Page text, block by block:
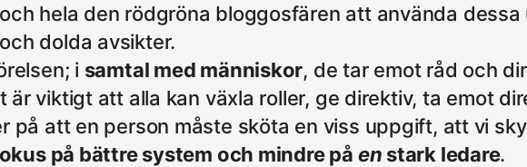
hela den rödgröna bloggosfären att använda
dolda avsikter.
i samtal med människor, de tar emot råd och
viktigt att alla kan växla roller, ge direktiv, ta emot
på att en person måste sköta en viss uppgift, att vi
på bättre system och mindre på en stark ledare.